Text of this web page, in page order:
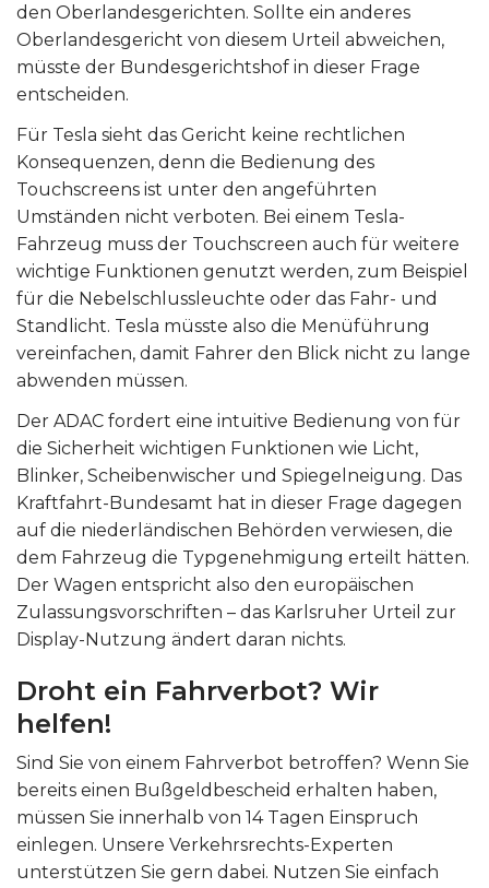
den Oberlandesgerichten. Sollte ein anderes
Oberlandesgericht von diesem Urteil abweichen,
müsste der Bundesgerichtshof in dieser Frage
entscheiden.
Für Tesla sieht das Gericht keine rechtlichen
Konsequenzen, denn die Bedienung des
Touchscreens ist unter den angeführten
Umständen nicht verboten. Bei einem Tesla-
Fahrzeug muss der Touchscreen auch für weitere
wichtige Funktionen genutzt werden, zum Beispiel
für die Nebelschlussleuchte oder das Fahr- und
Standlicht. Tesla müsste also die Menüführung
vereinfachen, damit Fahrer den Blick nicht zu lange
abwenden müssen.
Der ADAC fordert eine intuitive Bedienung von für
die Sicherheit wichtigen Funktionen wie Licht,
Blinker, Scheibenwischer und Spiegelneigung. Das
Kraftfahrt-Bundesamt hat in dieser Frage dagegen
auf die niederländischen Behörden verwiesen, die
dem Fahrzeug die Typgenehmigung erteilt hätten.
Der Wagen entspricht also den europäischen
Zulassungsvorschriften – das Karlsruher Urteil zur
Display-Nutzung ändert daran nichts.
Droht ein Fahrverbot? Wir
helfen!
Sind Sie von einem Fahrverbot betroffen? Wenn Sie
bereits einen Bußgeldbescheid erhalten haben,
müssen Sie innerhalb von 14 Tagen Einspruch
einlegen. Unsere Verkehrsrechts-Experten
unterstützen Sie gern dabei. Nutzen Sie einfach